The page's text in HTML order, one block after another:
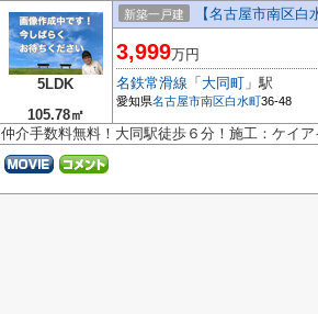
5LDK
105.78㎡
新築一戸建 【名古屋市南区
3,999万円
名鉄常滑線 「 大同町 」駅
愛知県名古屋市南区白水町36-48
仲介手数料無料！大同駅徒歩６分！施工：ケイ